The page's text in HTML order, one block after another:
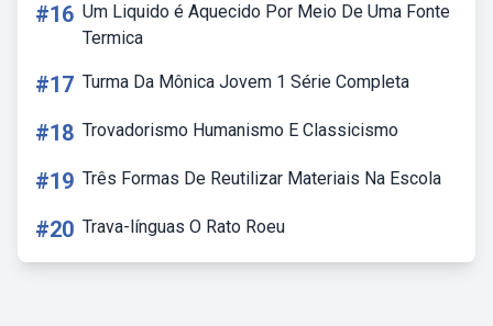
#16 Um Liquido é Aquecido Por Meio De Uma Fonte
Termica
#17 Turma Da Mônica Jovem 1 Série Completa
#18 Trovadorismo Humanismo E Classicismo
#19 Três Formas De Reutilizar Materiais Na Escola
#20 Trava-línguas O Rato Roeu